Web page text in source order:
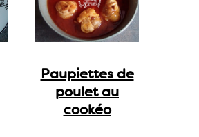
Paupiettes de
poulet au
cookéo